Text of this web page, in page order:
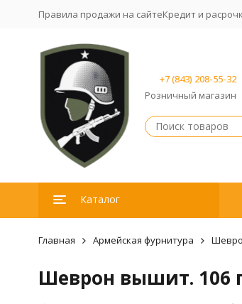
Правила продажи на сайтеКредит и
+7 (843) 208-55-32
Розничный магазин
Каталог
Главная Армейская фурнитура
Шеврон вышит. 106